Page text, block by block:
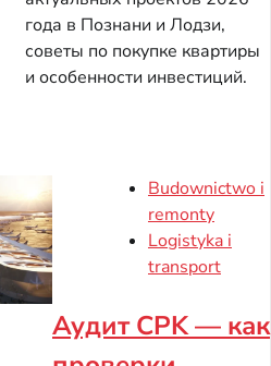
года в Познани и Лодзи,
советы по покупке квартиры
и особенности инвестиций.
Budownictwo i
remonty
Logistyka i
transport
Аудит CPK — как